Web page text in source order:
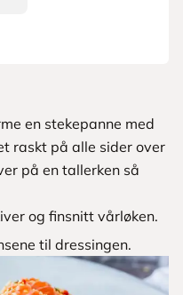
en stekepanne med
raskt på alle sider over
på en tallerken så
og finsnitt vårløken.
til dressingen.